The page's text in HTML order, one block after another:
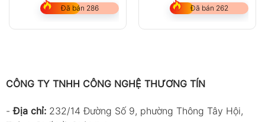
Đã bán 286 Đã bán 262
CÔNG TY TNHH CÔNG NGHỆ THƯƠNG TÍN
-Địa chỉ: 232/14 Đường Số 9, phường Thông Tây Hội,